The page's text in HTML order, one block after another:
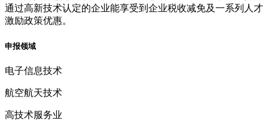
通过高新技术认定的企业能享受到企业税收减免及一系列人才
激励政策优惠。
申报领域
电子信息技术
航空航天技术
高技术服务业